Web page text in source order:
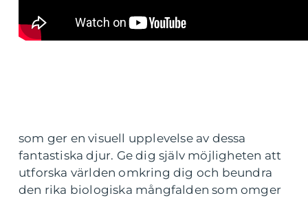
som ger en visuell upplevelse av dessa
fantastiska djur. Ge dig själv möjligheten att
utforska världen omkring dig och beundra
den rika biologiska mångfalden som omger